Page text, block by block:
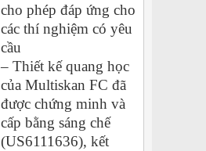
cho phép đáp ứng cho
các thí nghiệm có yêu
cầu
– Thiết kế quang học
của Multiskan FC đã
được chứng minh và
cấp bằng sáng chế
(US6111636), kết